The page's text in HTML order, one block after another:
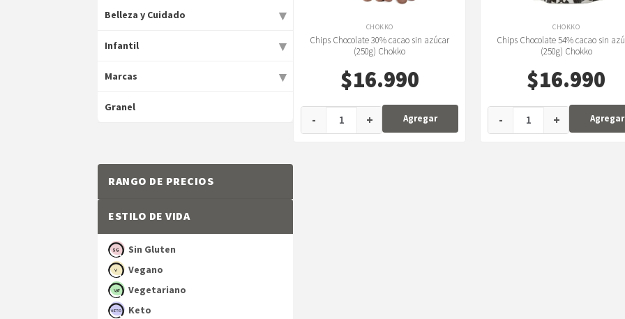
Belleza y Cuidado ▾
Infantil ▾
Marcas ▾
Granel
RANGO DE PRECIOS
ESTILO DE VIDA
Sin Gluten
Vegano
Vegetariano
Keto
CHOKKO
Chips Chocolate 30% cacao sin azúcar
(250g) Chokko
$16.990
- + Agregar
CHOKKO
Chips Chocolate 54% cacao sin
(250g) Chokko
$16.990
- + Agregar